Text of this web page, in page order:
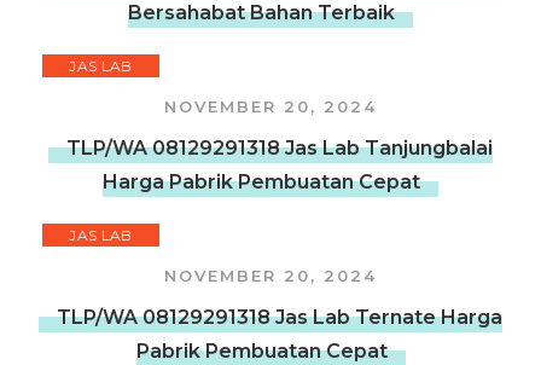
Bersahabat Bahan Terbaik
JAS LAB
NOVEMBER 20, 2024
TLP/WA 08129291318 Jas Lab Tanjungbalai
Harga Pabrik Pembuatan Cepat
JAS LAB
NOVEMBER 20, 2024
TLP/WA 08129291318 Jas Lab Ternate Harga
Pabrik Pembuatan Cepat